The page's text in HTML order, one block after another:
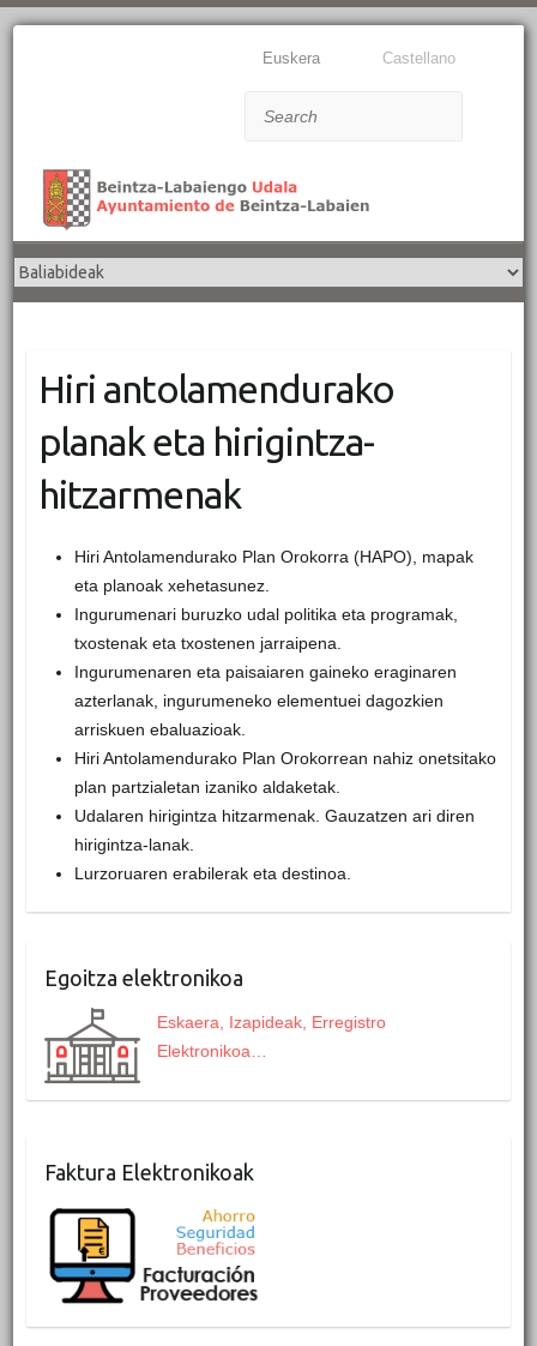
Euskera Castellano
Hiri antolamendurako
planak eta hirigintza-
hitzarmenak
Hiri Antolamendurako Plan Orokorra (HAPO), mapak
eta planoak xehetasunez.
Ingurumenari buruzko udal politika eta programak,
txostenak eta txostenen jarraipena.
Ingurumenaren eta paisaiaren gaineko eraginaren
azterlanak, ingurumeneko elementuei dagozkien
arriskuen ebaluazioak.
Hiri Antolamendurako Plan Orokorrean nahiz onetsitako
plan partzialetan izaniko aldaketak.
Udalaren hirigintza hitzarmenak. Gauzatzen ari diren
hirigintza-lanak.
Lurzoruaren erabilerak eta destinoa.
Egoitza elektronikoa
Eskaera, Izapideak, Erregistro
Elektronikoa…
Faktura Elektronikoak